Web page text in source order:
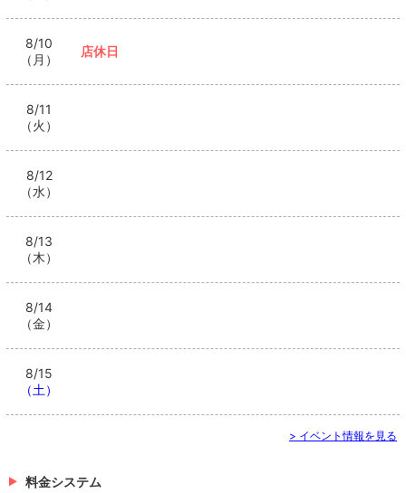
8/10
（月）
店休日
8/11
（火）
8/12
（水）
8/13
（木）
8/14
（金）
8/15
（土）
> イベント情報を見る
料金システム